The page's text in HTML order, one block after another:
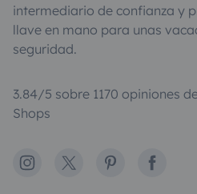
intermediario de confianza y
llave en mano para unas
seguridad.
3.84/5 sobre 1170 opiniones
Shops
Instagram
X PinterestFacebook